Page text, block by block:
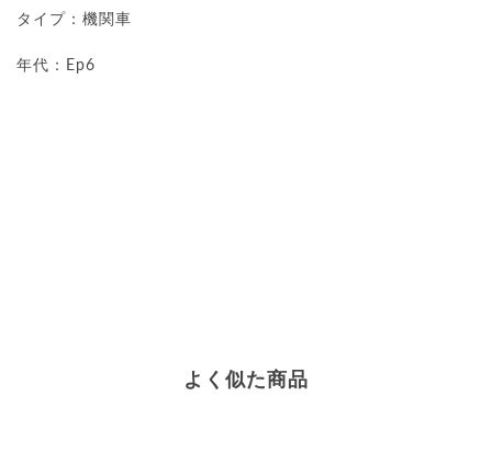
タイプ：機関車
年代：Ep6
よく似た商品